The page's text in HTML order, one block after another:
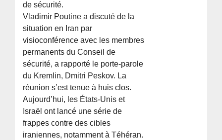
de sécurité.
Vladimir Poutine a discuté de la
situation en Iran par
visioconférence avec les membres
permanents du Conseil de
sécurité, a rapporté le porte-parole
du Kremlin, Dmitri Peskov. La
réunion s’est tenue à huis clos.
Aujourd’hui, les États-Unis et
Israël ont lancé une série de
frappes contre des cibles
iraniennes, notamment à Téhéran.